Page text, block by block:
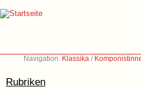
Navigation: Klassika /
Rubriken